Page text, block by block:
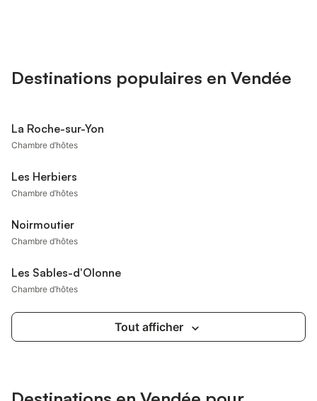
Destinations populaires en Vendée
La Roche-sur-Yon
Chambre d’hôtes
Les Herbiers
Chambre d’hôtes
Noirmoutier
Chambre d’hôtes
Les Sables-d'Olonne
Chambre d’hôtes
Tout afficher